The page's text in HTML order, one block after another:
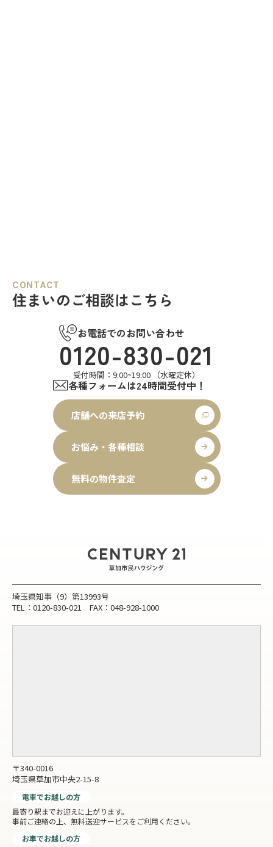
CONTACT
住まいのご相談はこちら
お電話でのお問い合わせ
0120-830-021
受付時間：9:00~19:00 （水曜定休）
各種フォームは24時間受付中！
店舗への来店予約
お悩み・各種相談
無料の物件査定
埼玉県知事（9）第13993号
TEL：0120-830-021 FAX：048-928-1000
〒340-0016
埼玉県草加市中央2-15-8
電車でお越しの方
最寄り駅までお迎えに上がります。
事前ご連絡の上、無料送迎サービスをご利用ください。
お車でお越しの方